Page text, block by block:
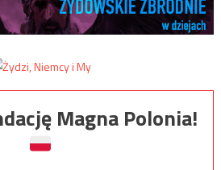
Magna Polonia!